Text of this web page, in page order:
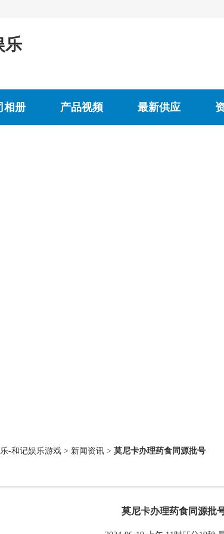
乐
相册 产品视频 最新供应
-和记娱乐游戏 > 新闻资讯 > 莫尼卡办理药食同源批号
莫尼卡办理药食同源批